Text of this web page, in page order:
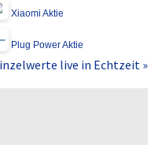
Xiaomi Aktie
Plug Power Aktie
live in Echtzeit »